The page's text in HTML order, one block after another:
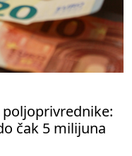
čak 5 milijuna